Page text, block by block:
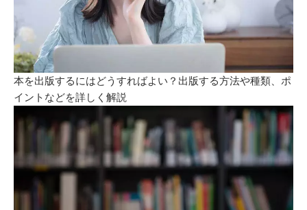
本を出版するにはどうすればよい？出版する方法や種類、ポ
イントなどを詳しく解説